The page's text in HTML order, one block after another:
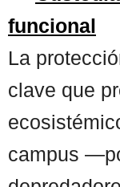
funcional
La
clave que
campus